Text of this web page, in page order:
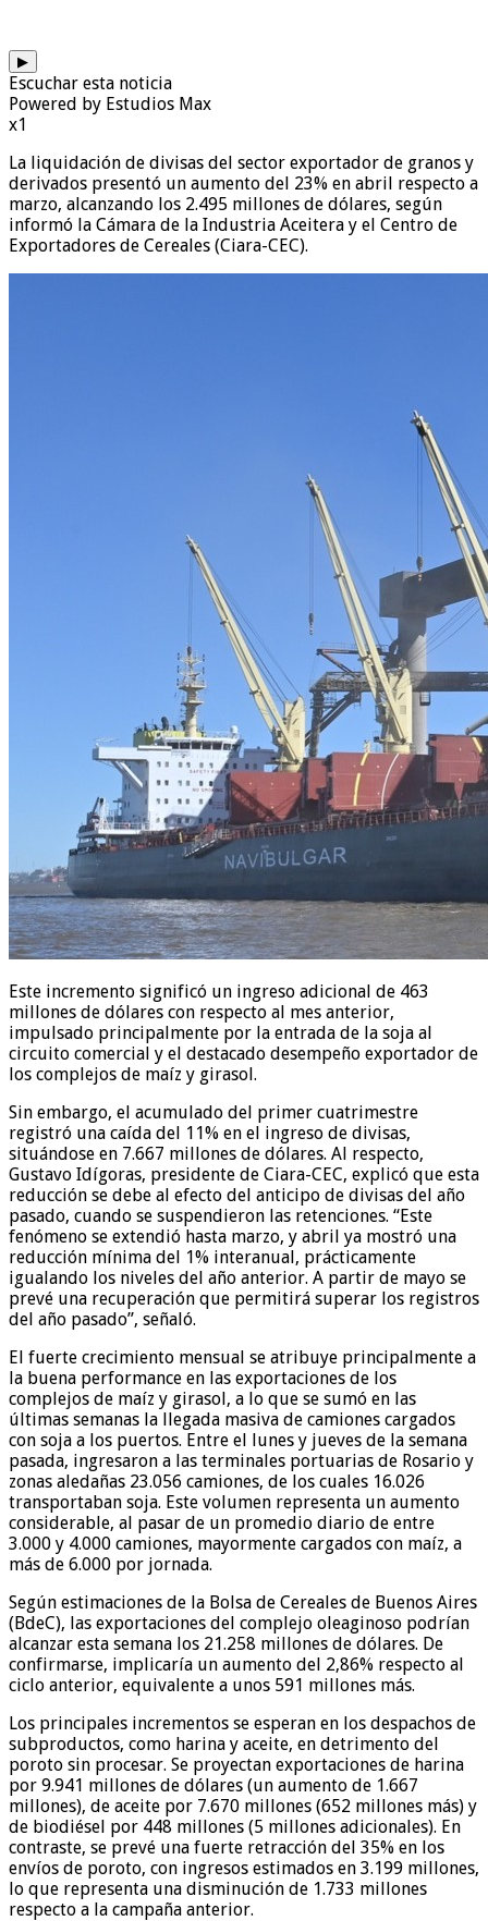
▶
Escuchar esta noticia
Powered by Estudios Max
x1
La liquidación de divisas del sector exportador de granos y
derivados presentó un aumento del 23% en abril respecto a
marzo, alcanzando los 2.495 millones de dólares, según
informó la Cámara de la Industria Aceitera y el Centro de
Exportadores de Cereales (Ciara-CEC).
Este incremento significó un ingreso adicional de 463
millones de dólares con respecto al mes anterior,
impulsado principalmente por la entrada de la soja al
circuito comercial y el destacado desempeño exportador de
los complejos de maíz y girasol.
Sin embargo, el acumulado del primer cuatrimestre
registró una caída del 11% en el ingreso de divisas,
situándose en 7.667 millones de dólares. Al respecto,
Gustavo Idígoras, presidente de Ciara-CEC, explicó que esta
reducción se debe al efecto del anticipo de divisas del año
pasado, cuando se suspendieron las retenciones. “Este
fenómeno se extendió hasta marzo, y abril ya mostró una
reducción mínima del 1% interanual, prácticamente
igualando los niveles del año anterior. A partir de mayo se
prevé una recuperación que permitirá superar los registros
del año pasado”, señaló.
El fuerte crecimiento mensual se atribuye principalmente a
la buena performance en las exportaciones de los
complejos de maíz y girasol, a lo que se sumó en las
últimas semanas la llegada masiva de camiones cargados
con soja a los puertos. Entre el lunes y jueves de la semana
pasada, ingresaron a las terminales portuarias de Rosario y
zonas aledañas 23.056 camiones, de los cuales 16.026
transportaban soja. Este volumen representa un aumento
considerable, al pasar de un promedio diario de entre
3.000 y 4.000 camiones, mayormente cargados con maíz, a
más de 6.000 por jornada.
Según estimaciones de la Bolsa de Cereales de Buenos Aires
(BdeC), las exportaciones del complejo oleaginoso podrían
alcanzar esta semana los 21.258 millones de dólares. De
confirmarse, implicaría un aumento del 2,86% respecto al
ciclo anterior, equivalente a unos 591 millones más.
Los principales incrementos se esperan en los despachos de
subproductos, como harina y aceite, en detrimento del
poroto sin procesar. Se proyectan exportaciones de harina
por 9.941 millones de dólares (un aumento de 1.667
millones), de aceite por 7.670 millones (652 millones más) y
de biodiésel por 448 millones (5 millones adicionales). En
contraste, se prevé una fuerte retracción del 35% en los
envíos de poroto, con ingresos estimados en 3.199 millones,
lo que representa una disminución de 1.733 millones
respecto a la campaña anterior.